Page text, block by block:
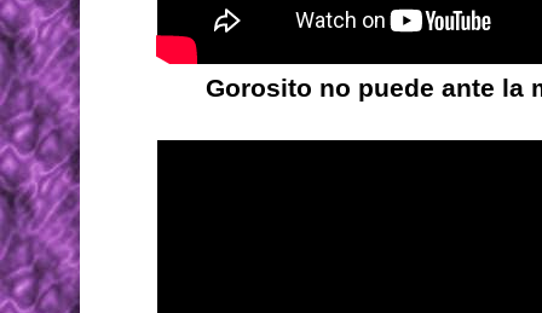
Gorosito no puede ante la